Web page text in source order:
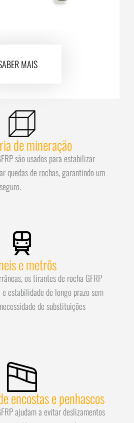
MAIS
de mineração
são usados para estabilizar
quedas de rochas, garantindo um
e metrôs
os tirantes de rocha GFRP
estabilidade de longo prazo sem
de substituições
encostas e penhascos
ajudam a evitar deslizamentos